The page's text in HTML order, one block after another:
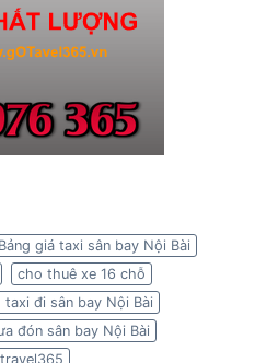
Bảng giá taxi sân bay Nội Bài
cho thuê xe 16 chỗ
taxi đi sân bay Nội Bài
đón sân bay Nội Bài